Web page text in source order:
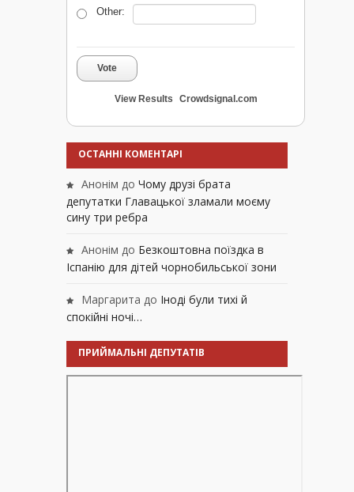
Other:
Vote
View Results Crowdsignal.com
ОСТАННІ КОМЕНТАРІ
Анонім до Чому друзі брата
депутатки Главацької зламали моєму
сину три ребра
Анонім до Безкоштовна поїздка в
Іспанію для дітей чорнобильської зони
Маргарита до Іноді були тихі й
спокійні ночі…
ПРИЙМАЛЬНІ ДЕПУТАТІВ